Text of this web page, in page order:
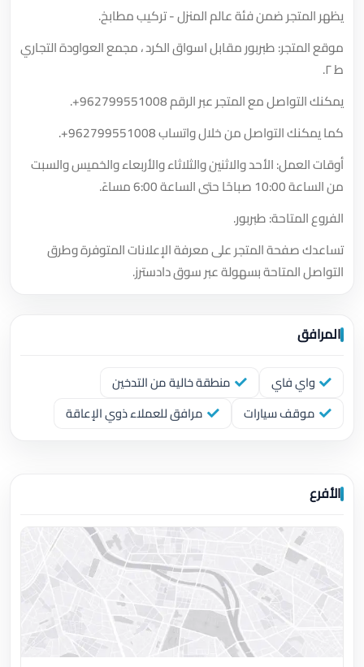
يظهر المتجر ضمن فئة عالم المنزل - تركيب مطابخ.
موقع المتجر: طبربور مقابل اسواق الكرد ، مجمع العواودة التجاري
ط ٢.
يمكنك التواصل مع المتجر عبر الرقم+962799551008
.
كما يمكنك التواصل من خلال واتساب+962799551008
.
أوقات العمل: الأحد والاثنين والثلاثاء والأربعاء والخميس والسبت
من الساعة 10:00 صباحًا حتى الساعة 6:00 مساءً.
الفروع المتاحة: طبربور.
تساعدك صفحة المتجر على معرفة الإعلانات المتوفرة وطرق
التواصل المتاحة بسهولة عبر سوق دادسترز.
المرافق
واي فاي
منطقة خالية من التدخين
موقف سيارات
مرافق للعملاء ذوي الإعاقة
الأفرع